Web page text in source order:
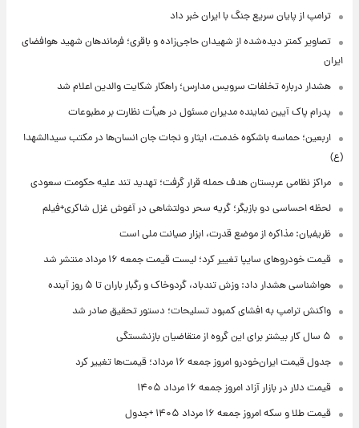
ترامپ از پایان سریع جنگ با ایران خبر داد
تصاویر کمتر دیده‌شده از شهیدان حاجی‌زاده و باقری؛ فرماندهان شهید هوافضای
ایران
هشدار درباره تخلفات سرویس مدارس؛ راهکار شکایت والدین اعلام شد
پدرام پاک آیین نماینده مدیران مسئول در هیأت نظارت بر مطبوعات
اربعین؛ حماسه باشکوه خدمت، ایثار و نجات جان انسان‌ها در مکتب سیدالشهدا
(ع)
مراکز نظامی عربستان هدف حمله قرار گرفت؛ تهدید تند علیه حکومت سعودی
لحظه احساسی دو بازیگر؛ گریه سحر دولتشاهی در آغوش غزل شاکری+فیلم
ظریفیان: مذاکره از موضع قدرت، ابزار صیانت ملی است
قیمت خودروهای سایپا تغییر کرد؛ لیست قیمت جمعه ۱۶ مرداد منتشر شد
هواشناسی هشدار داد: وزش تندباد، گردوخاک و رگبار باران تا ۵ روز آینده
واکنش ترامپ به افشای کمبود تسلیحات؛ دستور تحقیق صادر شد
۵ سال کار بیشتر برای این گروه از متقاضیان بازنشستگی
جدول قیمت ایران‌خودرو امروز جمعه ۱۶ مرداد؛ قیمت‌ها تغییر کرد
قیمت دلار در بازار آزاد امروز جمعه ۱۶ مرداد ۱۴۰۵
قیمت طلا و سکه امروز جمعه ۱۶ مرداد ۱۴۰۵ +جدول